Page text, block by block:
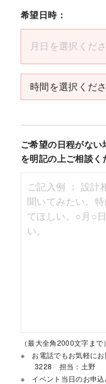
希望日時：
ご希望の日程がな
を明記の上ご相談く
（最大全角2000文字まで）
お電話でもお気軽に
3228 担当：土野
イベント当日のお申